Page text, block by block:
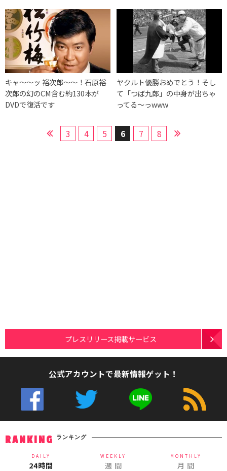
キャ〜〜ッ 裕次郎〜〜！石原裕
次郎の幻のCM含む約130本が
DVDで復活です
ヤクルト優勝おめでとう！そし
て「つば九郎」の中身が出ちゃ
ってる〜っwww
3 4 5 6 7 8
プレスリリース掲載サービス
公式アカウントで最新情報ゲット！
RANKING ランキング
DAILY
24時間
WEEKLY
週 間
MONTHLY
月 間